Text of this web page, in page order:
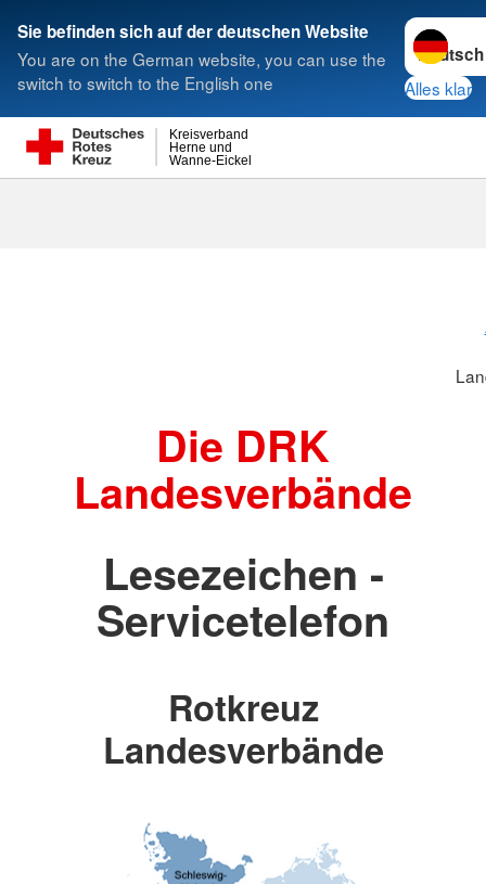
Sie befinden sich auf der deutschen Website
You are on the German website, you can use the
switch to switch to the English one
Sprache
Alles klar
Wanne-Eickel
Herne und
Kreisverband
Suche
Die DRK
Landesverbände
Lesezeichen -
Servicetelefon
Rotkreuz
Landesverbände